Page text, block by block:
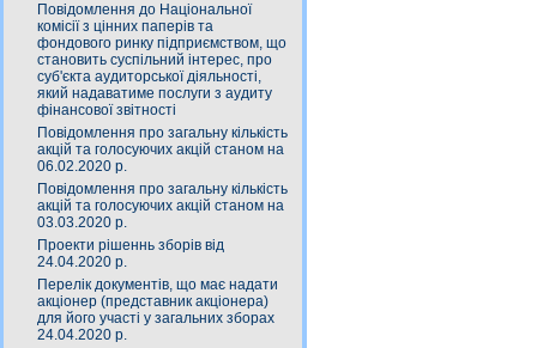
Повідомлення до Національної
комісії з цінних паперів та
фондового ринку підприємством, що
становить суспільний інтерес, про
суб'єкта аудиторської діяльності,
який надаватиме послуги з аудиту
фінансової звітності
Повідомлення про загальну кількість
акцій та голосуючих акцій станом на
06.02.2020 р.
Повідомлення про загальну кількість
акцій та голосуючих акцій станом на
03.03.2020 р.
Проекти рішеннь зборів від
24.04.2020 р.
Перелік документів, що має надати
акціонер (представник акціонера)
для його участі у загальних зборах
24.04.2020 р.